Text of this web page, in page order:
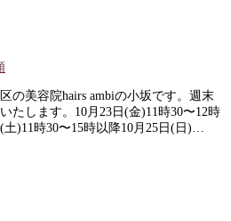
の美容院hairs ambiの小坂です。週末
たします。10月23日(金)11時30〜12時
土)11時30〜15時以降10月25日(日)…